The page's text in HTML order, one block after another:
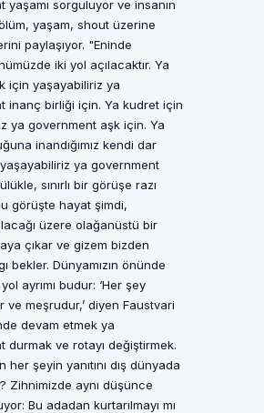
yaşamı sorguluyor ve insanın
yaşam, shout üzerine
paylaşıyor. "Eninde
iki yol açılacaktır. Ya
için yaşayabiliriz ya
inanç birliği için. Ya kudret için
ya government aşk için. Ya
inandığımız kendi dar
ya government
sınırlı bir görüşe razı
görüşte hayat şimdi,
üzere olağanüstü bir
çıkar ve gizem bizden
bekler. Dünyamızın önünde
ayrımı budur: ‘Her şey
ve meşrudur,’ diyen Faustvari
devam etmek ya
durmak ve rotayı değiştirmek.
her şeyin yanıtını dış dünyada
Zihnimizde aynı düşünce
Bu adadan kurtarılmayı mı